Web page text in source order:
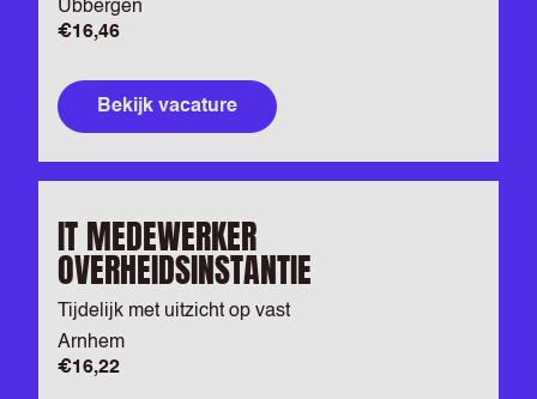
Ubbergen
€16,46
Bekijk vacature
IT MEDEWERKER
OVERHEIDSINSTANTIE
Tijdelijk met uitzicht op vast
Arnhem
€16,22